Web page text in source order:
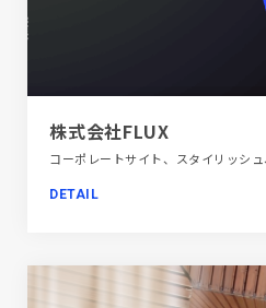
株式会社FLUX
DETAIL